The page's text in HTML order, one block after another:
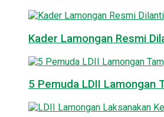
Kader Lamongan Resmi
5 Pemuda LDII Lamongan